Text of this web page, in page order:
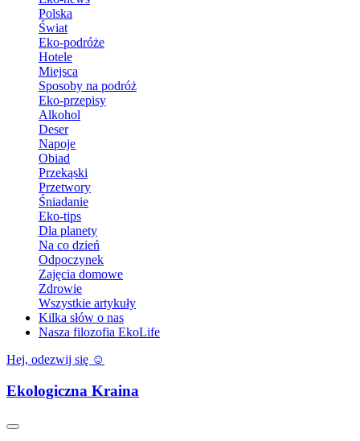
Polska
Świat
Eko-podróże
Hotele
Miejsca
Sposoby na podróż
Eko-przepisy
Alkohol
Deser
Napoje
Obiad
Przekąski
Przetwory
Śniadanie
Eko-tips
Dla planety
Na co dzień
Odpoczynek
Zajęcia domowe
Zdrowie
Wszystkie artykuły
Kilka słów o nas
Nasza filozofia EkoLife
Hej, odezwij się ☺️
Ekologiczna Kraina